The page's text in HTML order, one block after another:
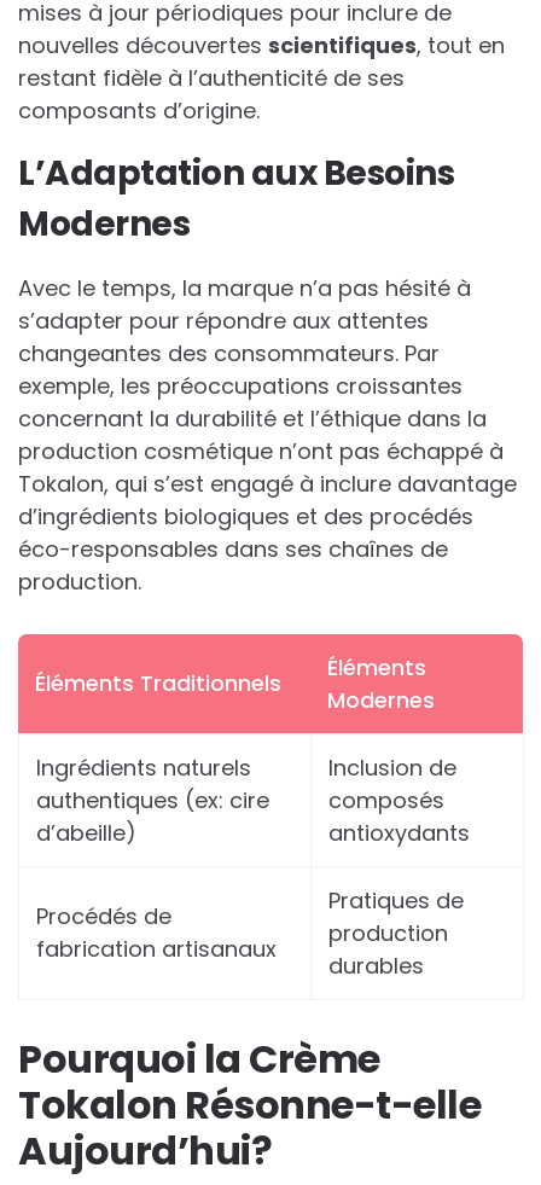
mises à jour périodiques pour inclure de
nouvelles découvertes scientifiques, tout en
restant fidèle à l’authenticité de ses
composants d’origine.
L’Adaptation aux Besoins
Modernes
Avec le temps, la marque n’a pas hésité à
s’adapter pour répondre aux attentes
changeantes des consommateurs. Par
exemple, les préoccupations croissantes
concernant la durabilité et l’éthique dans la
production cosmétique n’ont pas échappé à
Tokalon, qui s’est engagé à inclure davantage
d’ingrédients biologiques et des procédés
éco-responsables dans ses chaînes de
production.
Éléments Traditionnels
Éléments
Modernes
Ingrédients naturels
authentiques (ex: cire
d’abeille)
Inclusion de
composés
antioxydants
Procédés de
fabrication artisanaux
Pratiques de
production
durables
Pourquoi la Crème
Tokalon Résonne-t-elle
Aujourd’hui?